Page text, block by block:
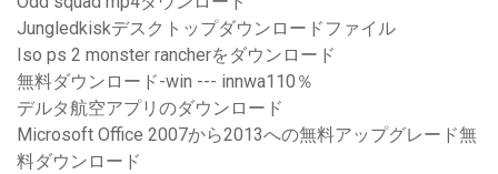
Jungledkiskデスクトップダウンロードファイル
Iso ps 2 monster rancherをダウンロード
無料ダウンロード-win --- innwa110％
デルタ航空アプリのダウンロード
Microsoft Office 2007から2013への無料アップグレード無
料ダウンロード